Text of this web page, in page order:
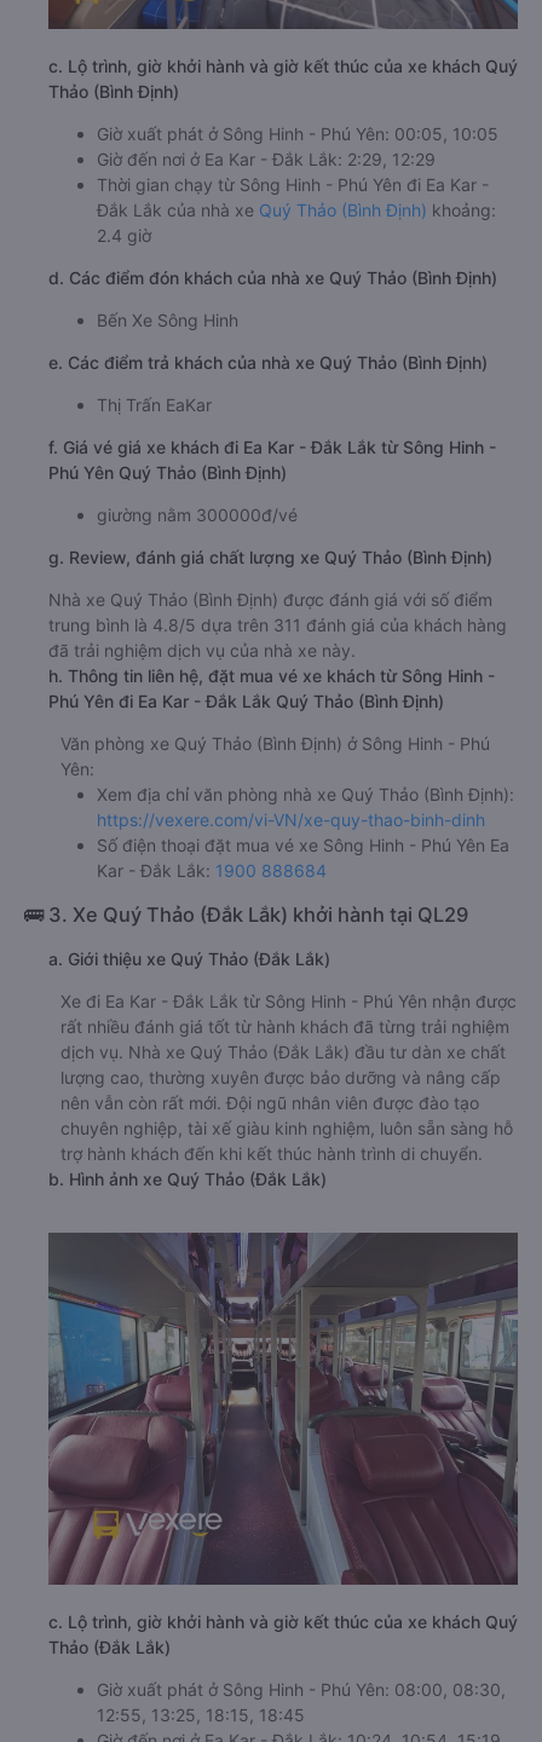
c. Lộ trình, giờ khởi hành và giờ kết thúc của xe khách Quý
Thảo (Bình Định)
Giờ xuất phát ở Sông Hinh - Phú Yên: 00:05, 10:05
Giờ đến nơi ở Ea Kar - Đắk Lắk: 2:29, 12:29
Thời gian chạy từ Sông Hinh - Phú Yên đi Ea Kar -
Đắk Lắk của nhà xe Quý Thảo (Bình Định) khoảng:
2.4 giờ
d. Các điểm đón khách của nhà xe Quý Thảo (Bình Định)
Bến Xe Sông Hinh
e. Các điểm trả khách của nhà xe Quý Thảo (Bình Định)
Thị Trấn EaKar
f. Giá vé giá xe khách đi Ea Kar - Đắk Lắk từ Sông Hinh -
Phú Yên Quý Thảo (Bình Định)
giường nằm 300000đ/vé
g. Review, đánh giá chất lượng xe Quý Thảo (Bình Định)
Nhà xe Quý Thảo (Bình Định) được đánh giá với số điểm
trung bình là 4.8/5 dựa trên 311 đánh giá của khách hàng
đã trải nghiệm dịch vụ của nhà xe này.
h. Thông tin liên hệ, đặt mua vé xe khách từ Sông Hinh -
Phú Yên đi Ea Kar - Đắk Lắk Quý Thảo (Bình Định)
Văn phòng xe Quý Thảo (Bình Định) ở Sông Hinh - Phú
Yên:
Xem địa chỉ văn phòng nhà xe Quý Thảo (Bình Định):
https://vexere.com/vi-VN/xe-quy-thao-binh-dinh
Số điện thoại đặt mua vé xe Sông Hinh - Phú Yên Ea
Kar - Đắk Lắk: 1900 888684
🚌 3. Xe Quý Thảo (Đắk Lắk) khởi hành tại QL29
a. Giới thiệu xe Quý Thảo (Đắk Lắk)
Xe đi Ea Kar - Đắk Lắk từ Sông Hinh - Phú Yên nhận được
rất nhiều đánh giá tốt từ hành khách đã từng trải nghiệm
dịch vụ. Nhà xe Quý Thảo (Đắk Lắk) đầu tư dàn xe chất
lượng cao, thường xuyên được bảo dưỡng và nâng cấp
nên vẫn còn rất mới. Đội ngũ nhân viên được đào tạo
chuyên nghiệp, tài xế giàu kinh nghiệm, luôn sẵn sàng hỗ
trợ hành khách đến khi kết thúc hành trình di chuyển.
b. Hình ảnh xe Quý Thảo (Đắk Lắk)
c. Lộ trình, giờ khởi hành và giờ kết thúc của xe khách Quý
Thảo (Đắk Lắk)
Giờ xuất phát ở Sông Hinh - Phú Yên: 08:00, 08:30,
12:55, 13:25, 18:15, 18:45